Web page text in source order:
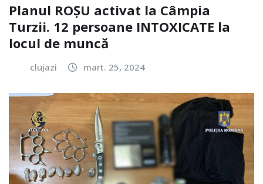
Planul ROȘU activat la Câmpia
Turzii. 12 persoane INTOXICATE la
locul de muncă
clujazi mart. 25, 2024